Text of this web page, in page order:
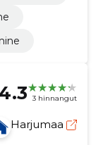
3 hinnangut
Harjumaa